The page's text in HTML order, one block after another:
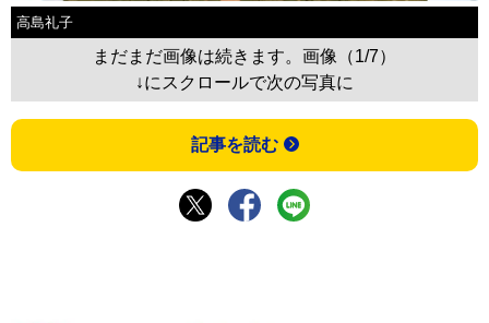
高島礼子
まだまだ画像は続きます。画像（1/7）
↓にスクロールで次の写真に
記事を読む